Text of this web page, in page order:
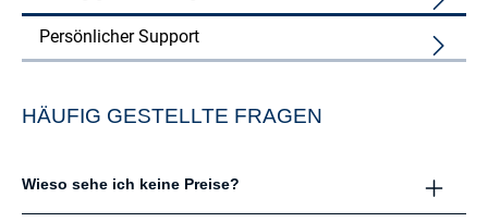
Persönlicher Support
HÄUFIG GESTELLTE FRAGEN
Wieso sehe ich keine Preise?